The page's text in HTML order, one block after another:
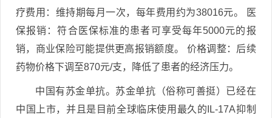
疗费用：维持期每月一次，每年费用约为38016元。 医
保报销：符合医保标准的患者可享受每年5000元的报
销，商业保险可能提供更高报销额度。 价格调整：后续
药物价格下调至870元/支，降低了患者的经济压力。
中国有苏金单抗。苏金单抗（俗称可善挺）已经在
中国上市，并且是目前全球临床使用最久的IL-17A抑制